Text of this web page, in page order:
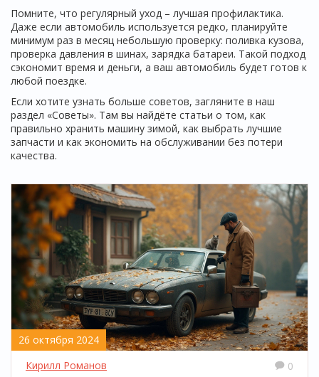
Помните, что регулярный уход – лучшая профилактика.
Даже если автомобиль используется редко, планируйте
минимум раз в месяц небольшую проверку: поливка кузова,
проверка давления в шинах, зарядка батареи. Такой подход
сэкономит время и деньги, а ваш автомобиль будет готов к
любой поездке.
Если хотите узнать больше советов, загляните в наш
раздел «Советы». Там вы найдёте статьи о том, как
правильно хранить машину зимой, как выбрать лучшие
запчасти и как экономить на обслуживании без потери
качества.
26 октября 2024
Кирилл Романов
0